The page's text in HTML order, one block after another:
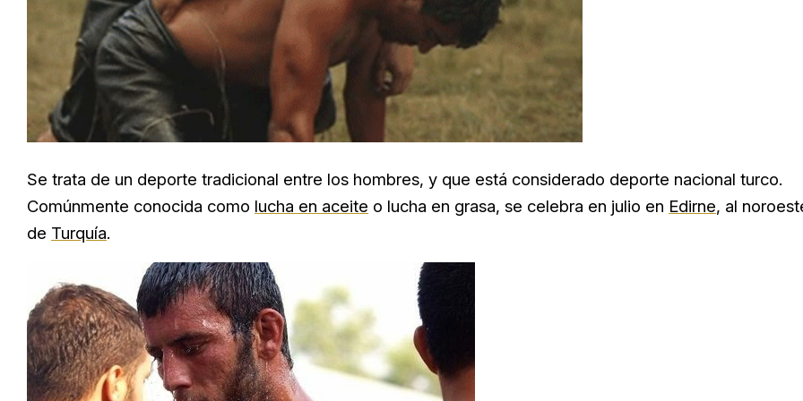
Se trata de un deporte tradicional entre los hombres, y que está considerado deporte nacional turco.
Comúnmente conocida como lucha en aceite o lucha en grasa, se celebra en julio en Edirne, al
de Turquía.